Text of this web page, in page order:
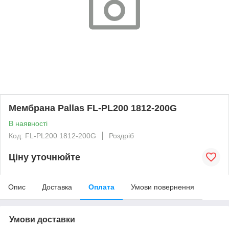
Мембрана Pallas FL-PL200 1812-200G
В наявності
Код: FL-PL200 1812-200G
Роздріб
Ціну уточнюйте
Опис Доставка Оплата Умови повернення
Умови доставки